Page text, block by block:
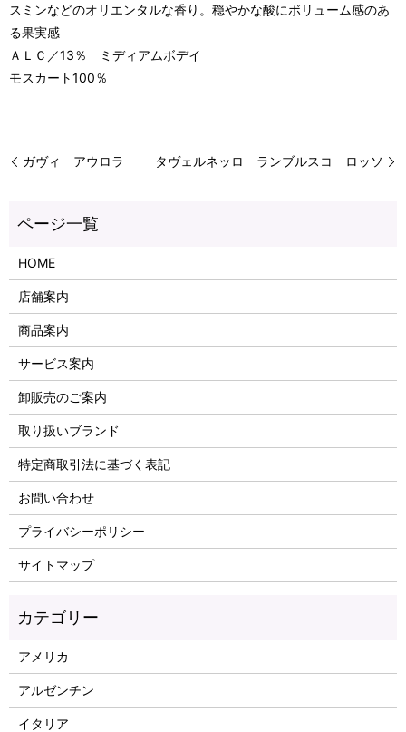
スミンなどのオリエンタルな香り。穏やかな酸にボリューム感のあ
る果実感
ＡＬＣ／13％ ミディアムボデイ
モスカート100％
ガヴィ アウロラ タヴェルネッロ ランブルスコ ロッソ
HOME
店舗案内
商品案内
サービス案内
卸販売のご案内
取り扱いブランド
特定商取引法に基づく表記
お問い合わせ
プライバシーポリシー
サイトマップ
アメリカ
アルゼンチン
イタリア